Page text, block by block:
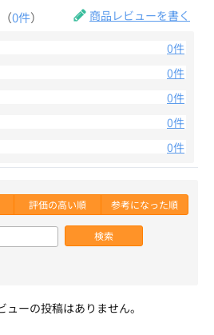
（0件） 商品レビューを書く
0件
0件
0件
0件
0件
評価の高い順 参考になった順
検索
ューの投稿はありません。